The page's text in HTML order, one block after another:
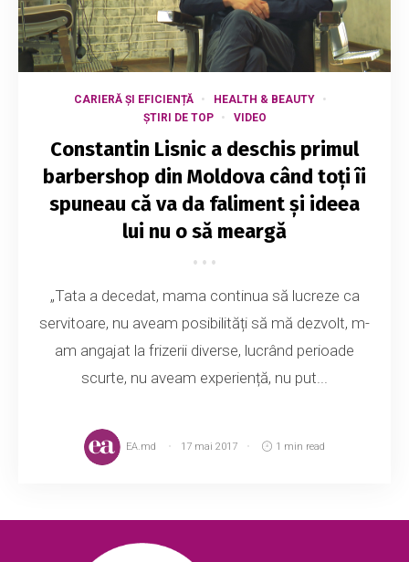
CARIERĂ ȘI EFICIENȚĂ
HEALTH & BEAUTY
ȘTIRI DE TOP
VIDEO
Constantin Lisnic a deschis primul
barbershop din Moldova când toți îi
spuneau că va da faliment și ideea
lui nu o să meargă
„Tata a decedat, mama continua să lucreze ca
servitoare, nu aveam posibilități să mă dezvolt, m-
am angajat la frizerii diverse, lucrând perioade
scurte, nu aveam experiență, nu put...
EA.md 17 mai 2017 1 min read